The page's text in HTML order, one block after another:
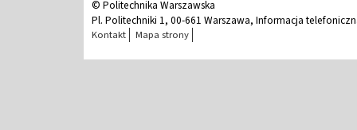
© Politechnika Warszawska
Pl. Politechniki 1, 00-661 Warszawa, Informacja
Kontakt Mapa strony